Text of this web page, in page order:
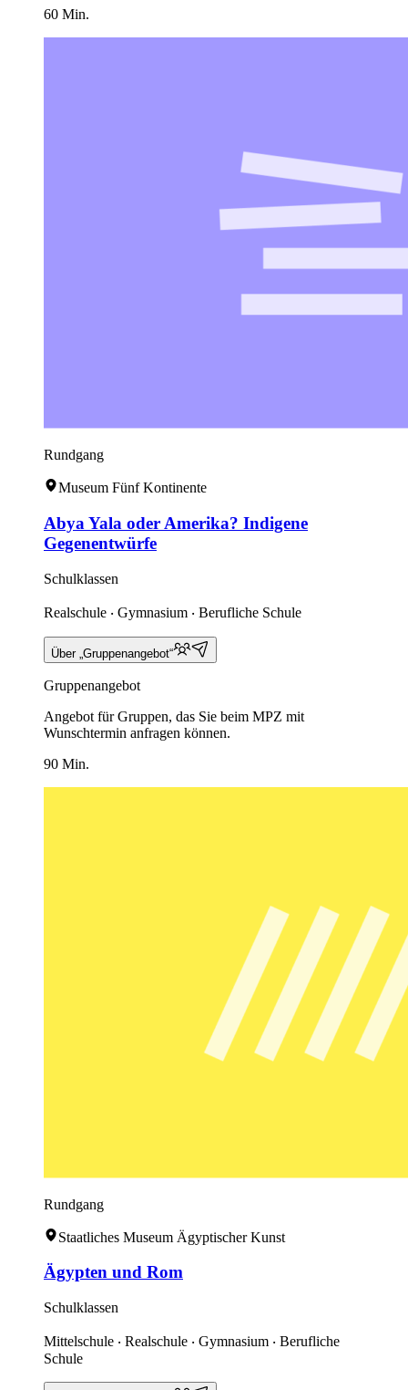
60 Min.
Rundgang
Museum Fünf Kontinente
Abya Yala oder Amerika? Indigene
Gegenentwürfe
Schulklassen
Realschule ‧ Gymnasium ‧ Berufliche Schule
Über „Gruppenangebot“
Gruppenangebot
Angebot für Gruppen, das Sie beim MPZ mit
Wunschtermin anfragen können.
90 Min.
Rundgang
Staatliches Museum Ägyptischer Kunst
Ägypten und Rom
Schulklassen
Mittelschule ‧ Realschule ‧ Gymnasium ‧ Berufliche
Schule